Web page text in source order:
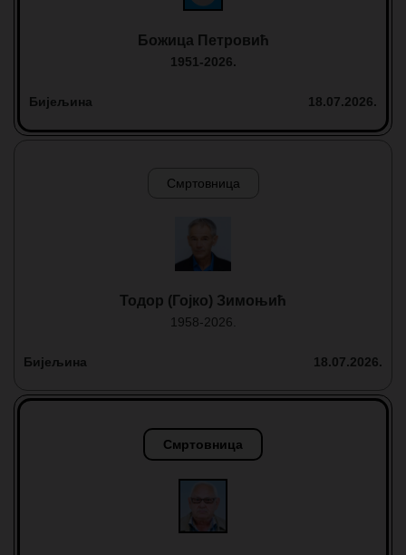
Божица Петровић
1951-2026.
Бијељина 18.07.2026.
Смртовница
Тодор (Гојко) Зимоњић
1958-2026.
Бијељина 18.07.2026.
Смртовница